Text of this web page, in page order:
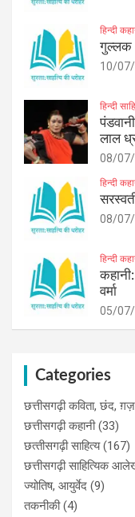
हिन्दी
गुल्लक
10/
हिन्दी
लाल
08/
हिन्दी
08/
हिन्दी
वर्मा
05/
Categories
छत्तीसगढ़ी कविता, छंद,
छत्तीसगढ़ी कहानी(33)
छत्‍तीसगढ़ी साहित्‍य(167)
छत्तीसगढ़ी साहित्यिक
ज्योतिष, आयुर्वेद (9)
तकनीकी(4)